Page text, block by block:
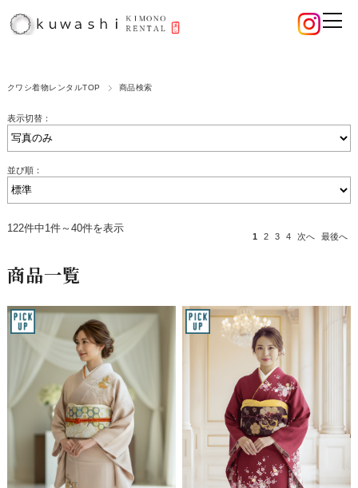
クワシ着物レンタルTOP 商品検索
表示切替：
並び順：
122件中1件～40件を表示
1 2 3 4 次へ 最後へ
商品一覧